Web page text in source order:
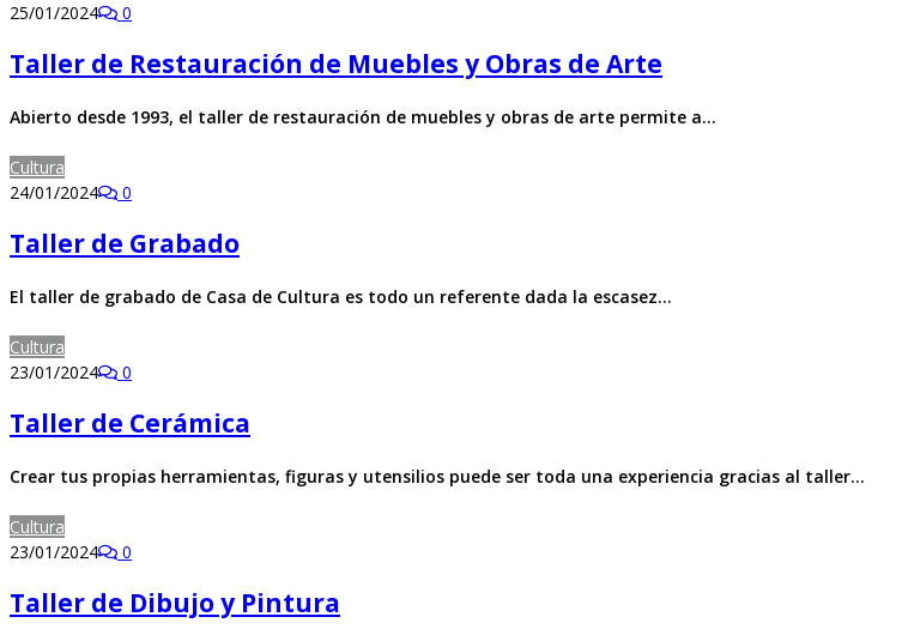
25/01/2024
0
Taller de Restauración de Muebles y Obras de Arte
Abierto desde 1993, el taller de restauración de muebles y obras de arte permite a…
Cultura
24/01/2024
0
Taller de Grabado
El taller de grabado de Casa de Cultura es todo un referente dada la escasez…
Cultura
23/01/2024
0
Taller de Cerámica
Crear tus propias herramientas, figuras y utensilios puede ser toda una experiencia gracias al taller…
Cultura
23/01/2024
0
Taller de Dibujo y Pintura